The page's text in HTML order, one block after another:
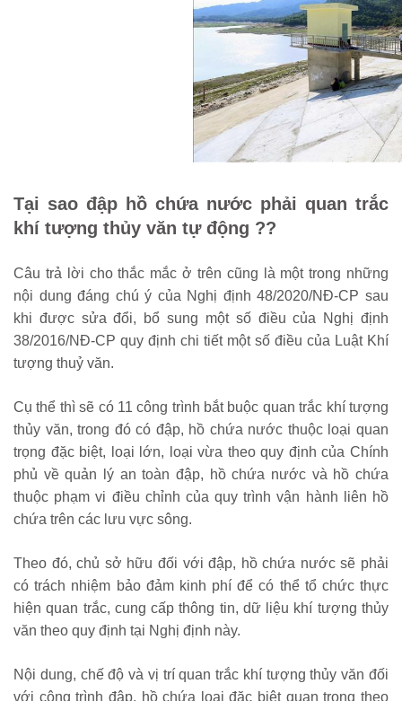
Tại sao đập hồ chứa nước phải quan trắc
khí tượng thủy văn tự động ??
Câu trả lời cho thắc mắc ở trên cũng là một trong những
nội dung đáng chú ý của Nghị định 48/2020/NĐ-CP sau
khi được sửa đổi, bổ sung một số điều của Nghị định
38/2016/NĐ-CP quy định chi tiết một số điều của Luật Khí
tượng thuỷ văn.
Cụ thể thì sẽ có 11 công trình bắt buộc quan trắc khí tượng
thủy văn, trong đó có đập, hồ chứa nước thuộc loại quan
trọng đặc biệt, loại lớn, loại vừa theo quy định của Chính
phủ về quản lý an toàn đập, hồ chứa nước và hồ chứa
thuộc phạm vi điều chỉnh của quy trình vận hành liên hồ
chứa trên các lưu vực sông.
Theo đó, chủ sở hữu đối với đập, hồ chứa nước sẽ phải
có trách nhiệm bảo đảm kinh phí để có thể tổ chức thực
hiện quan trắc, cung cấp thông tin, dữ liệu khí tượng thủy
văn theo quy định tại Nghị định này.
Nội dung, chế độ và vị trí quan trắc khí tượng thủy văn đối
với công trình đập, hồ chứa loại đặc biệt quan trọng theo